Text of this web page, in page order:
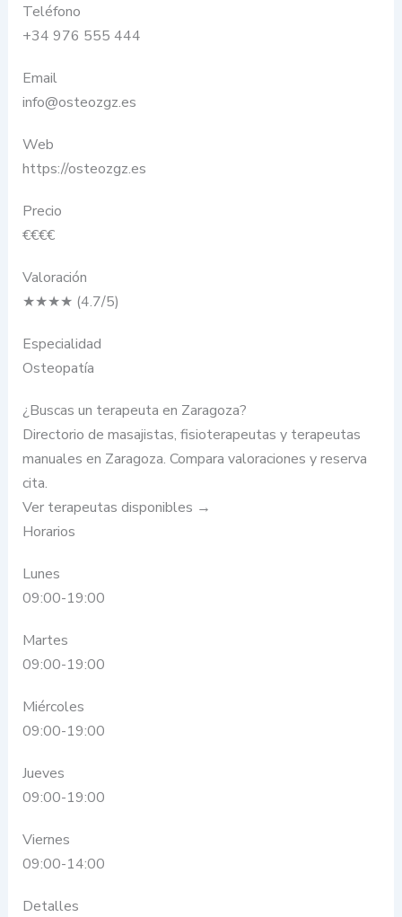
Teléfono
+34 976 555 444
Email
info@osteozgz.es
Web
https://osteozgz.es
Precio
€€€€
Valoración
★★★★ (4.7/5)
Especialidad
Osteopatía
¿Buscas un terapeuta en Zaragoza?
Directorio de masajistas, fisioterapeutas y terapeutas
manuales en Zaragoza. Compara valoraciones y reserva
cita.
Ver terapeutas disponibles →
Horarios
Lunes
09:00-19:00
Martes
09:00-19:00
Miércoles
09:00-19:00
Jueves
09:00-19:00
Viernes
09:00-14:00
Detalles